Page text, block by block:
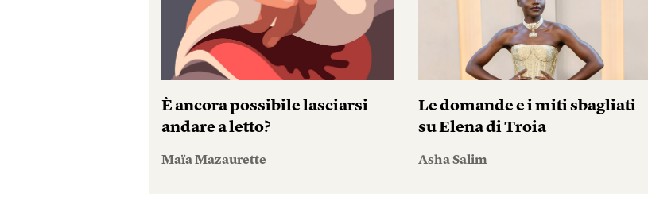
È ancora possibile lasciarsi
andare a letto?
Maïa Mazaurette
Le domande e i miti sbagliati
su Elena di Troia
Asha Salim